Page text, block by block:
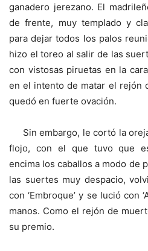
ganadero jerezano. El
de frente, muy templado y
para dejar todos los palos
hizo el toreo al salir de las
con vistosas piruetas en la
en el intento de matar el rejón
quedó en fuerte ovación.
Sin embargo, le cortó la
flojo, con el que tuvo que
encima los caballos a modo de
las suertes muy despacio,
con ‘Embroque’ y se lució con
manos. Como el rejón de
su premio.